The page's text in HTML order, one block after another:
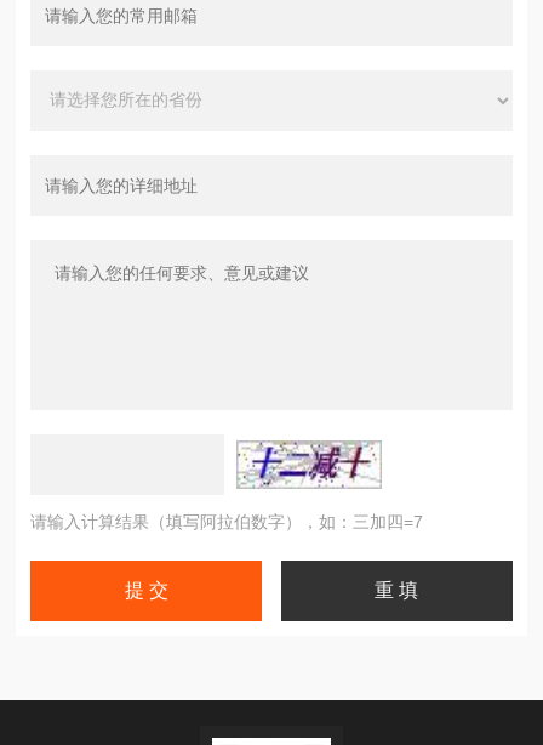
请输入计算结果（填写阿拉伯数字），如：三加四=7